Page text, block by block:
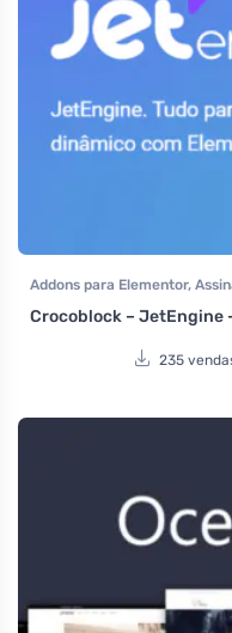
Addons para Elementor,
Elementor Pro
Plugins
Crocoblock – JetEngine
235